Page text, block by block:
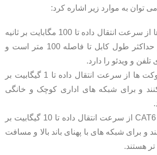
توان به موارد زیر اشاره کرد:
CAT5: این سوکت ها از سرعت انتقال داده تا 100 مگابایت بر ثانیه
پشتیبانی می کنند و حداکثر طول کابل تا فاصله 100 متر است و
تلفن و ویدئو را دارد.
CAT5e: این نوع سوکت‌ ها از سرعت انتقال داده تا 1 گیگابیت بر
کنند و برای شبکه‌ های اداری کوچک و خانگی
CAT6: سوکت ‌های CAT6 از سرعت انتقال داده تا 10 گیگابیت بر
و برای شبکه‌ های با پهنای باند بالا و مسافت‌
هستند.